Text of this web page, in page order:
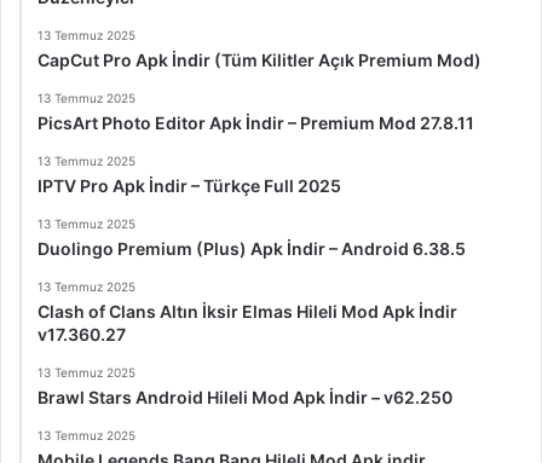
13 Temmuz 2025
CapCut Pro Apk İndir (Tüm Kilitler Açık Premium Mod)
13 Temmuz 2025
PicsArt Photo Editor Apk İndir – Premium Mod 27.8.11
13 Temmuz 2025
IPTV Pro Apk İndir – Türkçe Full 2025
13 Temmuz 2025
Duolingo Premium (Plus) Apk İndir – Android 6.38.5
13 Temmuz 2025
Clash of Clans Altın İksir Elmas Hileli Mod Apk İndir
v17.360.27
13 Temmuz 2025
Brawl Stars Android Hileli Mod Apk İndir – v62.250
13 Temmuz 2025